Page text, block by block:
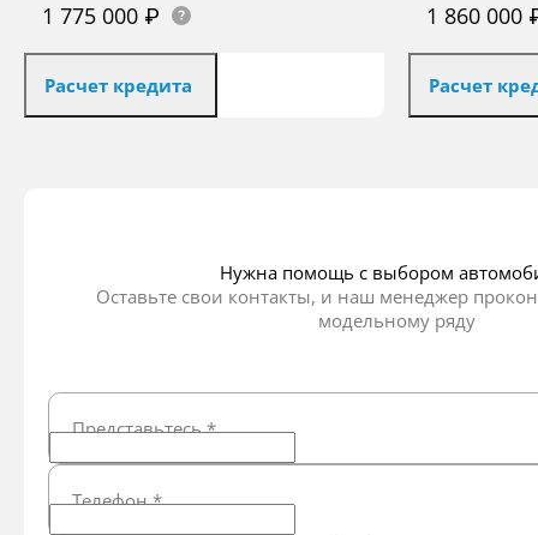
1 775 000 ₽
Расчет кредита
1 860 000
Расчет
Нужна помощь с выбором
Оставьте свои контакты, и наш менеджер
модельному ряду
Представьтесь*
Телефон*